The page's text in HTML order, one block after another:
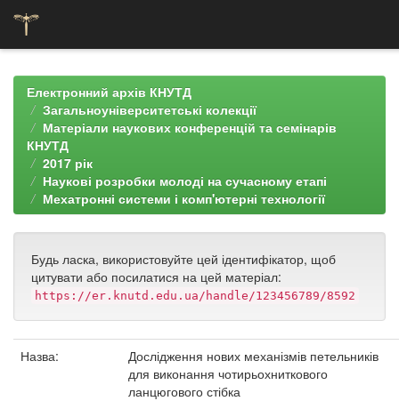
navigationЕлектронний архів КНУТД
Загальноуніверситетські колекції
Матеріали наукових конференцій та семінарів
КНУТД
2017 рік
Наукові розробки молоді на сучасному етапі
Мехатронні системи і комп'ютерні технології
Будь ласка, використовуйте цей ідентифікатор, щоб
цитувати або посилатися на цей матеріал:
https://er.knutd.edu.ua/handle/123456789/8592
Назва:
Дослідження нових механізмів петельників
для виконання чотирьохниткового
ланцюгового стібка